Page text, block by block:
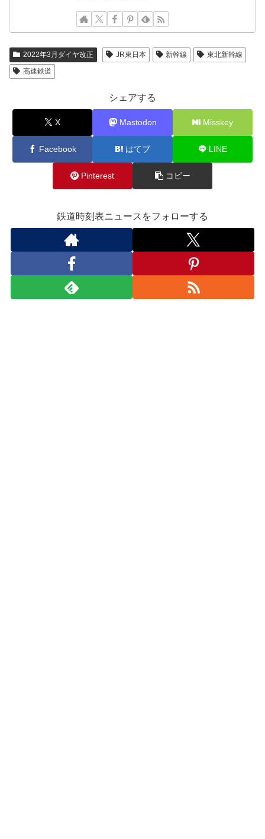
2022年3月ダイヤ改正 JR東日本 新幹線
東北新幹線
高速鉄道
シェアする
X Mastodon Misskey
Facebook はてブ LINE
Pinterest コピー
鉄道時刻表ニュースをフォローする